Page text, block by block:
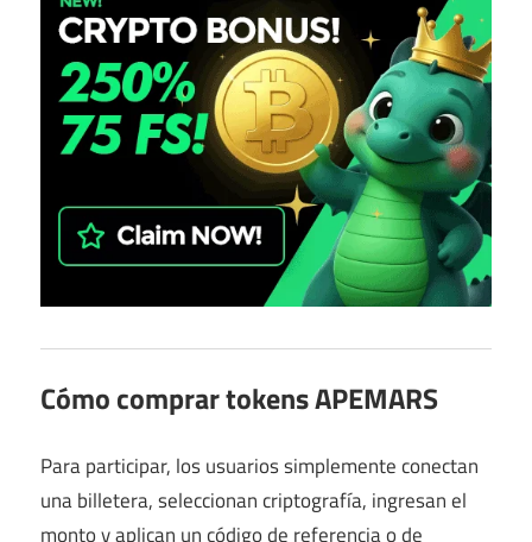
Cómo comprar tokens APEMARS
Para participar, los usuarios simplemente conectan
una billetera, seleccionan criptografía, ingresan el
monto y aplican un código de referencia o de